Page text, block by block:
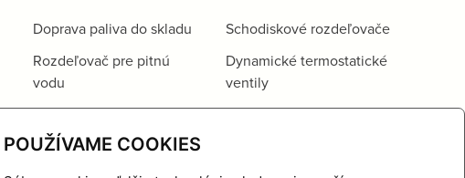
POUŽÍVAME COOKIES
Doprava paliva do skladu
Rozdeľovač pre pitnú
vodu
Schodiskové rozdeľovače
Dynamické termostatické
ventily